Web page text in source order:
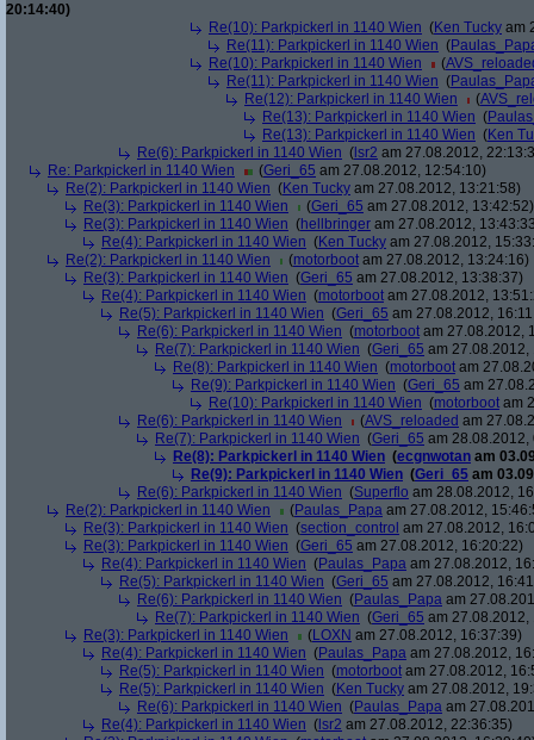
20:14:40)
Re(10): Parkpickerl in 1140 Wien (Ken Tucky am
Re(11): Parkpickerl in 1140 Wien (
Re(10): Parkpickerl in 1140 Wien
(
Re(11): Parkpickerl in 1140 Wien (
Re(12): Parkpickerl in 1140 Wien
(
Re(13): Parkpickerl in 1140 Wien (
Re(13): Parkpickerl in 1140 Wien (Ken
Re(6): Parkpickerl in 1140 Wien ( lsr2 am 27.08.2012,
Re: Parkpickerl in 1140 Wien
(Geri_65 am 27.08.2012, 12:54:10)
Re(2): Parkpickerl in 1140 Wien (Ken Tucky am 27.08.2012, 13:21:58)
Re(3): Parkpickerl in 1140 Wien
(Geri_65 am 27.08.2012, 13:42:52)
Re(3): Parkpickerl in 1140 Wien (hellbringer am 27.08.2012,
Re(4): Parkpickerl in 1140 Wien (Ken Tucky am 27.08.2012,
Re(2): Parkpickerl in 1140 Wien
(motorboot am 27.08.2012, 13:24:16)
Re(3): Parkpickerl in 1140 Wien (Geri_65 am 27.08.2012, 13:38:37)
Re(4): Parkpickerl in 1140 Wien (motorboot am 27.08.2012,
Re(5): Parkpickerl in 1140 Wien (Geri_65 am 27.08.2012,
Re(6): Parkpickerl in 1140 Wien (motorboot am 27.08.2012,
Re(7): Parkpickerl in 1140 Wien (Geri_65 am 27.08.2012,
Re(8): Parkpickerl in 1140 Wien (motorboot am
Re(9): Parkpickerl in 1140 Wien (Geri_65 am
Re(10): Parkpickerl in 1140 Wien (motorboot am
Re(6): Parkpickerl in 1140 Wien
(AVS_reloaded am
Re(7): Parkpickerl in 1140 Wien (Geri_65 am 28.08.2012,
Re(8): Parkpickerl in 1140 Wien (ecgnwotan am
Re(9): Parkpickerl in 1140 Wien (Geri_65 am
Re(6): Parkpickerl in 1140 Wien (Superflo am 28.08.2012,
Re(2): Parkpickerl in 1140 Wien
(Paulas_Papa am 27.08.2012,
Re(3): Parkpickerl in 1140 Wien (section_control am 27.08.2012,
Re(3): Parkpickerl in 1140 Wien (Geri_65 am 27.08.2012, 16:20:22)
Re(4): Parkpickerl in 1140 Wien (Paulas_Papa am 27.08.2012,
Re(5): Parkpickerl in 1140 Wien (Geri_65 am 27.08.2012,
Re(6): Parkpickerl in 1140 Wien (Paulas_Papa am
Re(7): Parkpickerl in 1140 Wien (Geri_65 am 27.08.2012,
Re(3): Parkpickerl in 1140 Wien
(LOXN am 27.08.2012, 16:37:39)
Re(4): Parkpickerl in 1140 Wien (Paulas_Papa am 27.08.2012,
Re(5): Parkpickerl in 1140 Wien (motorboot am 27.08.2012,
Re(5): Parkpickerl in 1140 Wien (Ken Tucky am 27.08.2012,
Re(6): Parkpickerl in 1140 Wien (Paulas_Papa am
Re(4): Parkpickerl in 1140 Wien ( lsr2 am 27.08.2012, 22:36:35)